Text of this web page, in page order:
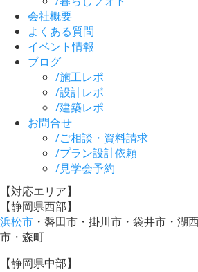
会社概要
よくある質問
イベント情報
ブログ
/施工レポ
/設計レポ
/建築レポ
お問合せ
/ご相談・資料請求
/プラン設計依頼
/見学会予約
【対応エリア】
【静岡県西部】
浜松市 ・磐田市・掛川市・袋井市・湖
市・森町
【静岡県中部】